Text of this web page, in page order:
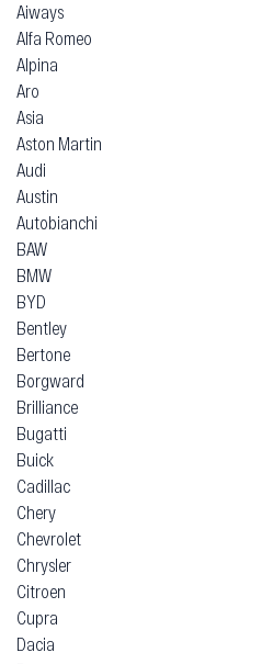
Aiways
Alfa Romeo
Alpina
Aro
Asia
Aston Martin
Audi
Austin
Autobianchi
BAW
BMW
BYD
Bentley
Bertone
Borgward
Brilliance
Bugatti
Buick
Cadillac
Chery
Chevrolet
Chrysler
Citroen
Cupra
Dacia